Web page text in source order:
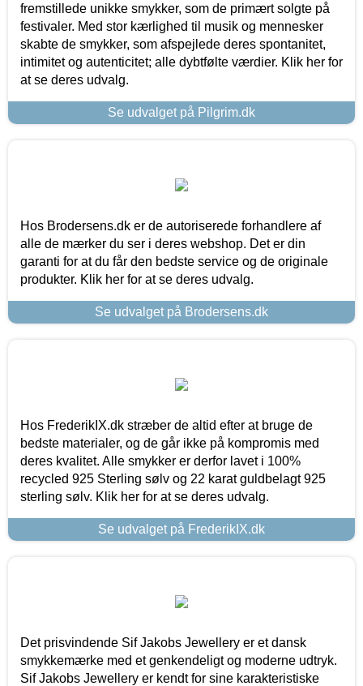
fremstillede unikke smykker, som de primært solgte på
festivaler. Med stor kærlighed til musik og mennesker
skabte de smykker, som afspejlede deres spontanitet,
intimitet og autenticitet; alle dybtfølte værdier. Klik her for
at se deres udvalg.
Se udvalget på Pilgrim.dk
Hos Brodersens.dk er de autoriserede forhandlere af
alle de mærker du ser i deres webshop. Det er din
garanti for at du får den bedste service og de originale
produkter. Klik her for at se deres udvalg.
Se udvalget på Brodersens.dk
Hos FrederikIX.dk stræber de altid efter at bruge de
bedste materialer, og de går ikke på kompromis med
deres kvalitet. Alle smykker er derfor lavet i 100%
recycled 925 Sterling sølv og 22 karat guldbelagt 925
sterling sølv. Klik her for at se deres udvalg.
Se udvalget på FrederikIX.dk
Det prisvindende Sif Jakobs Jewellery er et dansk
smykkemærke med et genkendeligt og moderne udtryk.
Sif Jakobs Jewellery er kendt for sine karakteristiske